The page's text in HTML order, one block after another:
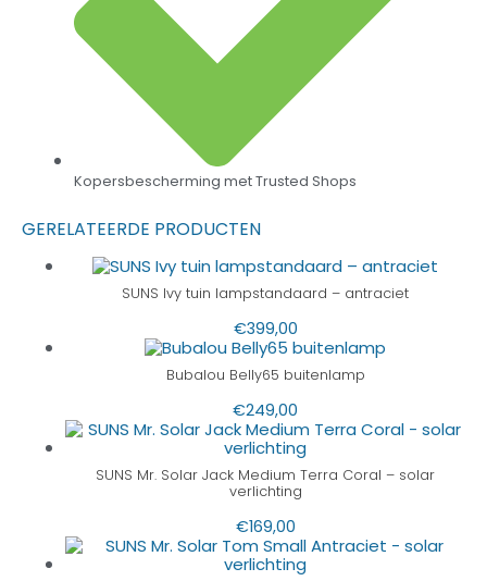
Kopersbescherming met Trusted Shops
GERELATEERDE PRODUCTEN
SUNS Ivy tuin lampstandaard – antraciet
€399,00
Bubalou Belly65 buitenlamp
€249,00
SUNS Mr. Solar Jack Medium Terra Coral – solar
verlichting
€169,00